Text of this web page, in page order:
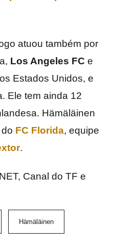
atuou também por
Los Angeles FC e
Estados Unidos, e
Ele tem ainda 12
Hämäläinen
FC Florida, equipe
.
Canal do TF e
Hämäläinen